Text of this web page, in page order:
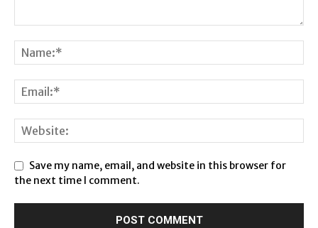
Save my name, email, and website in this browser for
the next time I comment.